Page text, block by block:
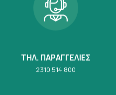
ΤΗΛ. ΠΑΡΑΓΓΕΛΙΕΣ
2310 514 800